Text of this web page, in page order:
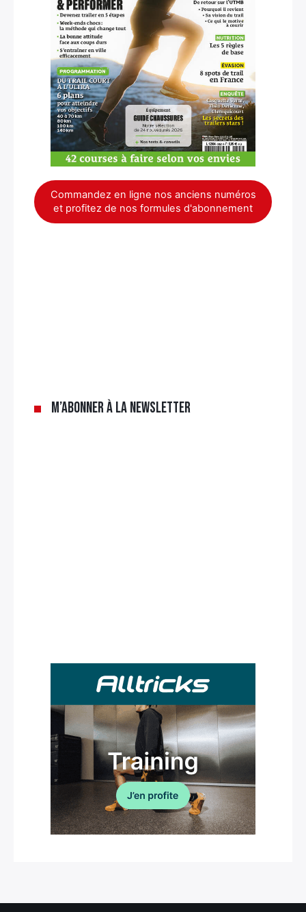
Commandez en ligne nos anciens numéros
et profitez de nos formules d'abonnement
M’abonner à la newsletter
×